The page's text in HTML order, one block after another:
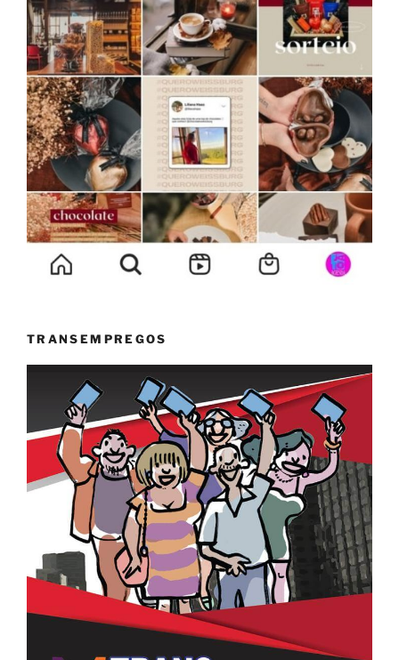
TRANSEMPREGOS